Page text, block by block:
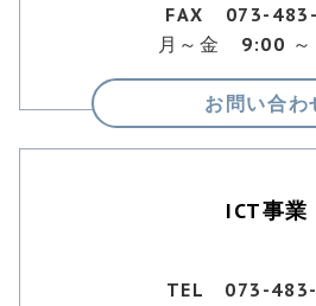
FAX 073-
月～金 9:00
お問い合わ
ICT事業
TEL 073-